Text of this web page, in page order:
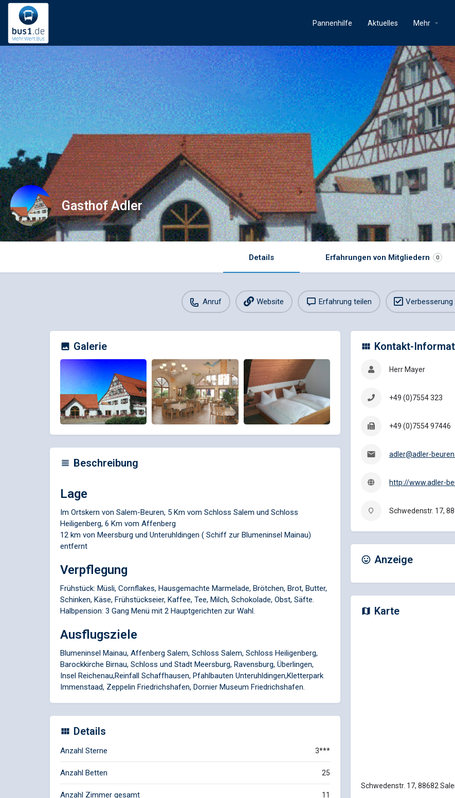
Pannenhilfe Aktuelles Mehr
Gasthof Adler
Details Erfahrungen von Mitgliedern 0
Anruf Website Erfahrung teilen
Galerie
Beschreibung
Lage
Im Ortskern von Salem-Beuren, 5 Km vom Schloss Salem und Schloss
Heiligenberg, 6 Km vom Affenberg
12 km von Meersburg und Unteruhldingen ( Schiff zur Blumeninsel Mainau)
entfernt
Verpflegung
Frühstück: Müsli, Cornflakes, Hausgemachte Marmelade, Brötchen, Brot, Butter,
Schinken, Käse, Frühstückseier, Kaffee, Tee, Milch, Schokolade, Obst, Säfte.
Halbpension: 3 Gang Menü mit 2 Hauptgerichten zur Wahl.
Ausflugsziele
Blumeninsel Mainau, Affenberg Salem, Schloss Salem, Schloss Heiligenberg,
Barockkirche Birnau, Schloss und Stadt Meersburg, Ravensburg, Überlingen,
Insel Reichenau,Reinfall Schaffhausen, Pfahlbauten Unteruhldingen,Kletterpark
Immenstaad, Zeppelin Friedrichshafen, Dornier Museum Friedrichshafen.
Details
Anzahl Sterne 3***
Anzahl Betten 25
Anzahl Zimmer gesamt 11
Kontakt-
Herr Mayer
+49 (0)7554 323
+49 (0)7554 97446
adler@adler-
http://www.adler-
Schwedenstr. 17,
Anzeige
Karte
Schwedenstr. 17, 88682